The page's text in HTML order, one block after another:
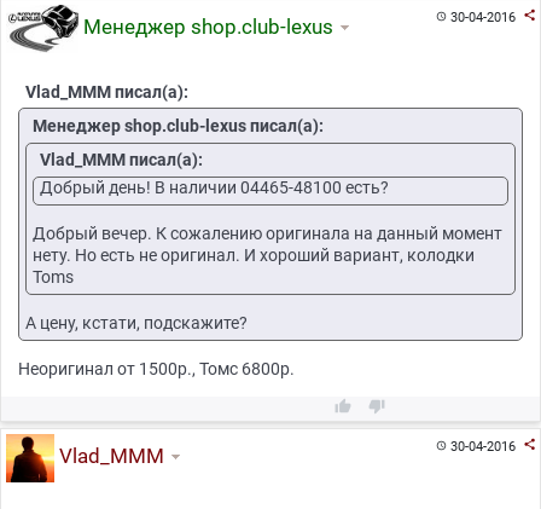
30-04-2016 
Менеджер shop.club-lexus
Vlad_MMM писал(а):
Менеджер shop.club-lexus писал(а):
Vlad_MMM писал(а):
Добрый день! В наличии 04465-48100 есть?
Добрый вечер. К сожалению оригинала на данный момент
нету. Но есть не оригинал. И хороший вариант, колодки
Toms
А цену, кстати, подскажите?
Неоригинал от 1500р., Томс 6800р.
 
30-04-2016 
Vlad_MMM